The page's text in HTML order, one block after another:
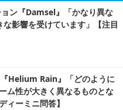
ン『Damsel』「かなり異な
影響を受けています」【注目
Helium Rain』「どのように
ム性が大きく異なるものとな
ィーミニ問答】